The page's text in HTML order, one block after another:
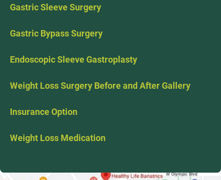
Gastric Sleeve Surgery
Gastric Bypass Surgery
Endoscopic Sleeve Gastroplasty
Weight Loss Surgery Before and After Gallery
Insurance Option
Weight Loss Medication